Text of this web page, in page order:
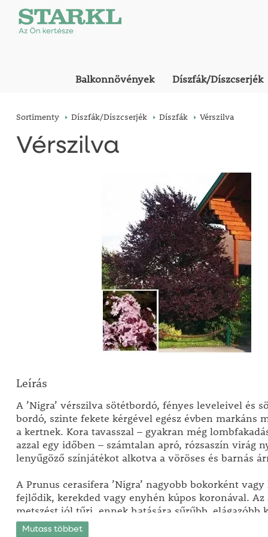
Balkonnövények Díszfák/Díszcserjék
Sortimenty Díszfák/Díszcserjék Díszfák Vérszilva
Vérszilva
Leírás
A ’Nigra’ vérszilva sötétbordó, fényes leveleivel és
bordó, szinte fekete kérgével egész évben markáns
a kertnek. Kora tavasszal – gyakran még
azzal egy időben – számtalan apró, rózsaszín virág
lenyűgöző színjátékot alkotva a vöröses és barnás
A Prunus cerasifera ’Nigra’ nagyobb bokorként
fejlődik, kerekded vagy enyhén kúpos koronával. Az
metszést jól tűri, ennek hatására sűrűbb, elágazóbb
A nyári vagy alakító metszés alkalmas a méret
Mutass többet